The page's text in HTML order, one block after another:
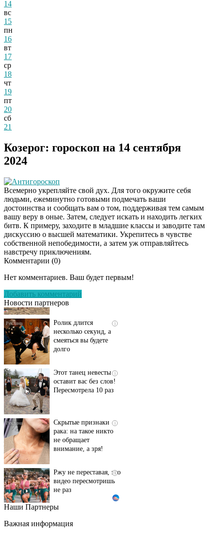
14
вс
15
пн
16
вт
17
ср
18
чт
19
пт
20
сб
21
Козерог: гороскоп на 14 сентября
2024
Антигороскоп
Всемерно укрепляйте свой дух. Для того окружите себя
людьми, ежеминутно готовыми подмечать ваши
достоинства и сообщать вам о том, поддерживая тем самым
вашу веру в оные. Затем, следует искать и находить легких
битв. К примеру, заходите в младшие классы и заводите там
дискуссию о высшей математики. Укрепитесь в чувстве
собственной непобедимости, а затем уж отправляйтесь
навстречу приключениям.
Комментарии (0)
Нет комментариев. Ваш будет первым!
Добавить комментарий
Новости партнеров
Скрытая камера на
люди вытворяют, когда
несколько секунд, а
смеяться вы будете
долго
оставит вас без слов!
Пересмотрела 10 раз
рака: на такое никто
не обращает
внимание, а зря!
видео пересмотришь
не раз
Ролик длится пару
шоке от увиденного
Наши Партнеры
Важная информация